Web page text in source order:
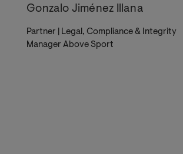
Gonzalo Jiménez Illana
Partner | Legal, Compliance & Integrity
Manager Above Sport